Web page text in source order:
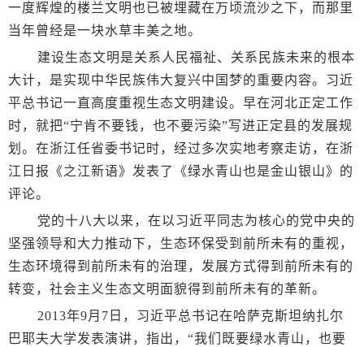
一度辉煌的楼兰文明也已被埋藏在万顷流沙之下，而那里
当年曾经是一块水草丰美之地。
建设生态文明是关系人民福祉、关系民族未来的根本
大计，是实现中华民族伟大复兴中国梦的重要内容。习近
平总书记一直高度重视生态文明建设。早在河北正定工作
时，就把“宁肯不要钱，也不要污染”写进正定县的发展规
划。在浙江任省委书记时，经过多次实地考察走访，在浙
江日报《之江新语》发表了《绿水青山也是金山银山》的
评论。
党的十八大以来，在以习近平同志为核心的党中央的
坚强领导和大力推动下，生态环保受到前所未有的重视，
生态环境得到前所未有的治理，发展方式得到前所未有的
转变，社会主义生态文明面貌得到前所未有的革新。
2013年9月7日，习近平总书记在哈萨克斯坦纳扎尔
巴耶夫大学发表演讲，指出，“我们既要绿水青山，也要